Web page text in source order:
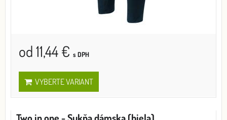
od 11,44 € s DPH
VYBERTE VARIANT